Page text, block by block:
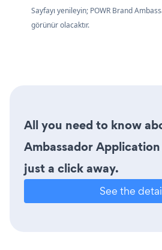
Sayfayı yenileyin; POWR Brand
görünür olacaktır.
All you need to know
Ambassador
just a click away.
See the